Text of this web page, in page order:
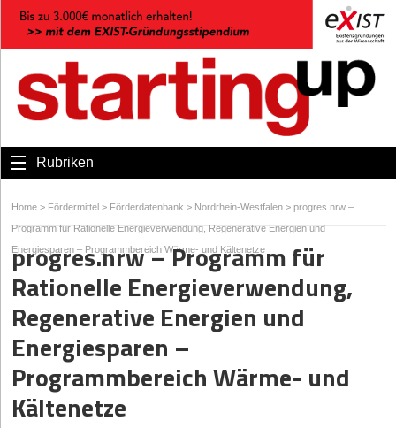
Rubriken
Home > Fördermittel > Förderdatenbank > Nordrhein-Westfalen > progres.nrw –
Programm für Rationelle Energieverwendung, Regenerative Energien und
Energiesparen – Programmbereich Wärme- und Kältenetze
progres.nrw – Programm für
Rationelle Energieverwendung,
Regenerative Energien und
Energiesparen –
Programmbereich Wärme- und
Kältenetze